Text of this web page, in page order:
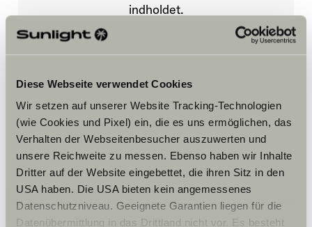
Diese Webseite verwendet Cookies
Wir setzen auf unserer Website Tracking-Technologien
(wie Cookies und Pixel) ein, die es uns ermöglichen, das
Verhalten der Webseitenbesucher auszuwerten und
unsere Reichweite zu messen. Ebenso haben wir Inhalte
Dritter auf der Website eingebettet, die ihren Sitz in den
USA haben. Die USA bieten kein angemessenes
Datenschutzniveau. Geeignete Garantien liegen für die
Datenübermittlung in das Drittland nicht vor. Es besteht
Åbningstider
Er försäljnings öppettider
Försäljning
indholdet.
Cookie-indstillinger